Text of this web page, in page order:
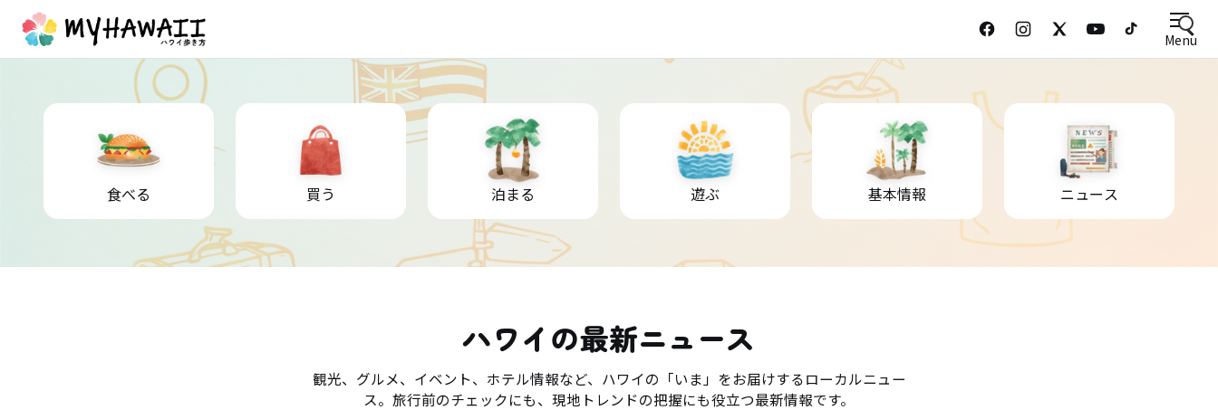
Menu
食べる 買う 泊まる 遊ぶ 基本情報 ニュース
ハワイの最新ニュース
観光、グルメ、イベント、ホテル情報など、ハワイの「いま」をお届けするローカルニュー
ス。旅行前のチェックにも、現地トレンドの把握にも役立つ最新情報です。